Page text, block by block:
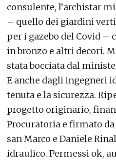
consulente, l’archistar
– quello dei giardini
per i gazebo del Covid –
in bronzo e altri decori.
stata bocciata dal
E anche dagli ingegneri
tenuta e la sicurezza.
progetto originario,
Procuratoria e firmato
san Marco e Daniele
idraulico. Permessi ok,